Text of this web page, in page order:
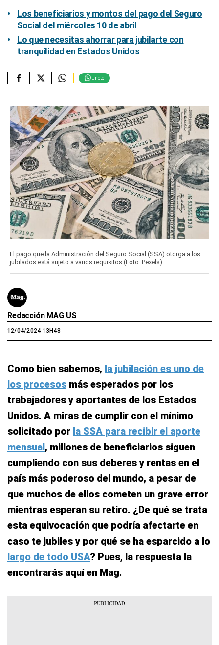
Los beneficiarios y montos del pago del Seguro
Social del miércoles 10 de abril
Lo que necesitas ahorrar para jubilarte con
tranquilidad en Estados Unidos
Únete
El pago que la Administración del Seguro Social (SSA) otorga a los
jubilados está sujeto a varios requisitos (Foto: Pexels)
Redacción MAG US
12/04/2024 13H48
Como bien sabemos, la jubilación es uno de
los procesos más esperados por los
trabajadores y aportantes de los Estados
Unidos. A miras de cumplir con el mínimo
solicitado por la SSA para recibir el aporte
mensual, millones de beneficiarios siguen
cumpliendo con sus deberes y rentas en el
país más poderoso del mundo, a pesar de
que muchos de ellos cometen un grave error
mientras esperan su retiro. ¿De qué se trata
esta equivocación que podría afectarte en
caso te jubiles y por qué se ha esparcido a lo
largo de todo USA? Pues, la respuesta la
encontrarás aquí en Mag.